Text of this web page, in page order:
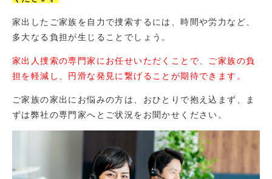
家出したご家族を自力で捜索するには、時間や労力など、
多大なる負担が生じることでしょう。
家出人捜索の専門家にお任せいただくことで、ご家族の負
担を軽減し、円滑な発見に繋げることが期待できます。
ご家族の家出にお悩みの方は、おひとりで抱え込まず、ま
ずは弊社の専門家へとご状況をお聞かせください。